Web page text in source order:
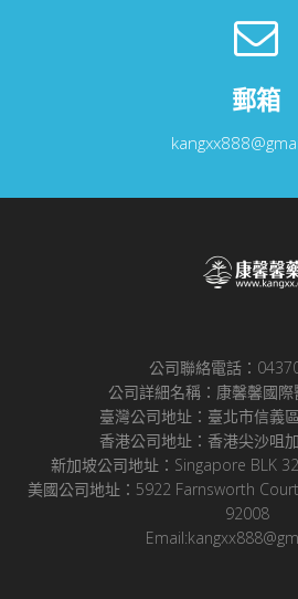
郵箱
公司聯絡電話：
公司詳細名稱：康馨馨國
臺灣公司地址：臺北市信義
香港公司地址：香港尖沙咀
新加坡公司地址：Singapore BLK
美國公司地址：5922 Farnsworth
92008